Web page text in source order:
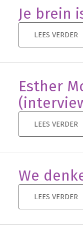
Je brein
LEES VERDER
Esther
LEES VERDER
We
LEES VERDER